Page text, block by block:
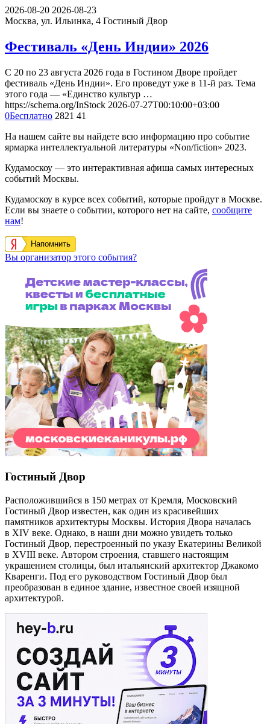
2026-08-20 2026-08-23
Москва, ул. Ильинка, 4 Гостиный Двор
Фестиваль «День Индии» 2026
С 20 по 23 августа 2026 года в Гостином Дворе пройдет
фестиваль «День Индии». Его проведут уже в 11-й раз. Тема
этого года — «Единство культур …
https://schema.org/InStock 2026-07-27T00:10:00+03:00
0Бесплатно 2821 41
На нашем сайте вы найдете всю информацию про событие
ярмарка интеллектуальной литературы «Non/fiction» 2023.
Кудамоскоу — это интерактивная афиша самых интересных
событий Москвы.
Кудамоскоу в курсе всех событий, которые пройдут в Москве.
Если вы знаете о событии, которого нет на сайте, сообщите
нам!
Напомнить
Вы организатор этого события?
Гостиный Двор
Расположившийся в 150 метрах от Кремля, Московский
Гостиный Двор известен, как один из красивейших
памятников архитектуры Москвы. История Двора началась
в XIV веке. Однако, в наши дни можно увидеть только
Гостиный Двор, перестроенный по указу Екатерины Великой
в XVIII веке. Автором строения, ставшего настоящим
украшением столицы, был итальянский архитектор Джакомо
Кваренги. Под его руководством Гостиный Двор был
преобразован в единое здание, известное своей изящной
архитектурой.